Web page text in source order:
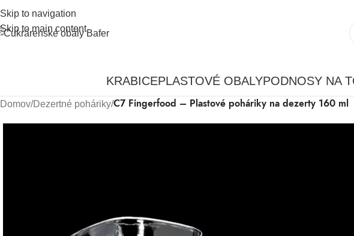
Skip to navigation
Skip to main content
KRABICEPLASTOVÉ OBALYPODNOSY NA
Domov/Dezertné poháriky/C7 Fingerfood – Plastové poháriky na dezerty 160 ml